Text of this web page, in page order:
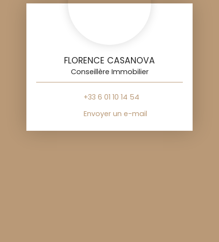
FLORENCE CASANOVA
Conseillère Immobilier
+33 6 01 10 14 54
Envoyer un e-mail